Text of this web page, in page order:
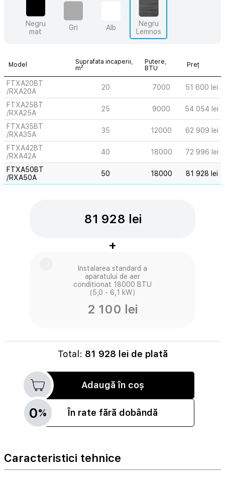
Negru
mat
Gri Alb
Negru
Lemnos
Model
Suprafata incaperii,
m²
Putere,
BTU
Preț
FTXA20BT
/RXA20A
20 7000 51 600 lei
FTXA25BT
/RXA25A
25 9000 54 054 lei
FTXA35BT
/RXA35A
35 12000 62 909 lei
FTXA42BT
/RXA42A
40 18000 72 996 lei
FTXA50BT
/RXA50A
50 18000 81 928 lei
81 928 lei
+
Instalarea standard a
aparatului de aer
conditionat 18000 BTU
(5,0 - 6,1 kW)
2 100 lei
Total: 81 928 lei de plată
Adaugă în coș
0% În rate fără dobândă
Caracteristici tehnice